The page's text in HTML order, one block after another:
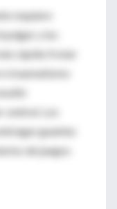
requiere
y los
rápido frotar
traumatismo
Los
guantes
de juegos